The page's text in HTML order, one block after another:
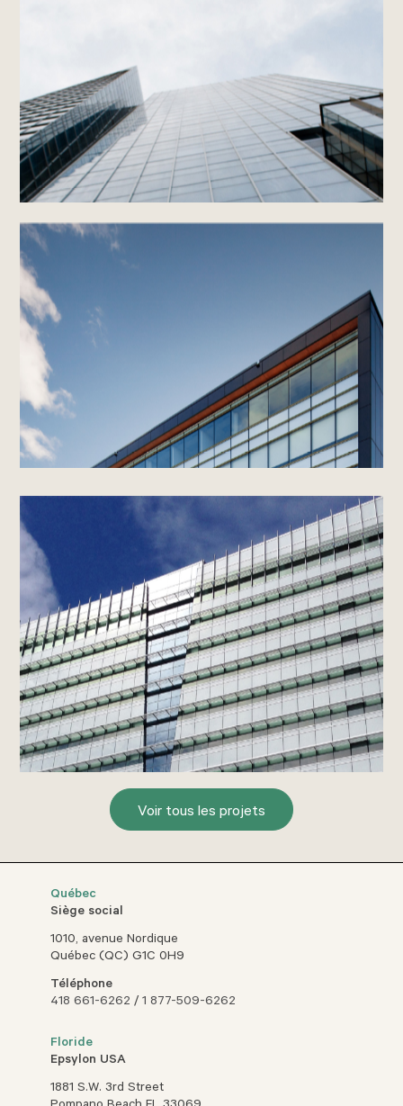
Voir tous les projets
Québec
Siège social
1010, avenue Nordique
Québec (QC) G1C 0H9
Téléphone
418 661-6262 /1 877-509-6262
Floride
Epsylon USA
1881 S.W. 3rd Street